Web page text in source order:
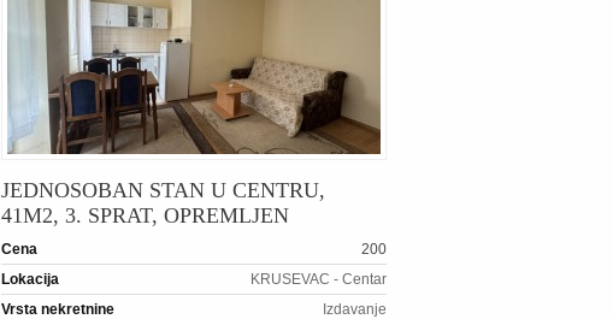
JEDNOSOBAN STAN U CENTRU,
41M2, 3. SPRAT, OPREMLJEN
Cena
200
Lokacija
KRUSEVAC - Centar
Vrsta nekretnine
Izdavanje